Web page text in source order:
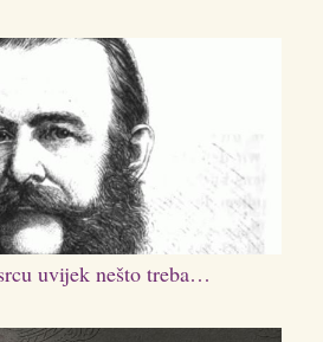
uvijek nešto treba…